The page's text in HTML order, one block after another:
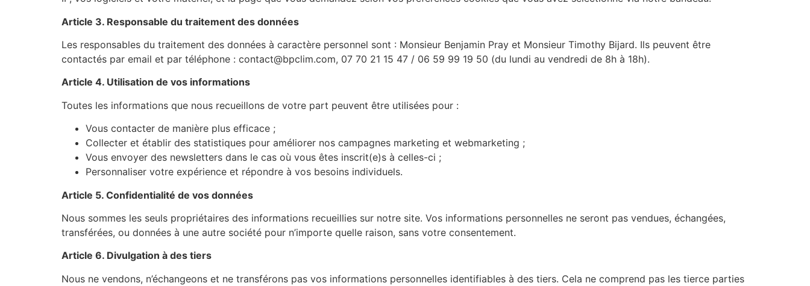
Article 3. Responsable du traitement des données
Les responsables du traitement des données à caractère personnel sont : Monsieur Benjamin Pray et Monsieur Timothy Bijard. Ils peuvent être
contactés par email et par téléphone : contact@bpclim.com, 07 70 21 15 47 / 06 59 99 19 50 (du lundi au vendredi de 8h à 18h).
Article 4. Utilisation de vos informations
Toutes les informations que nous recueillons de votre part peuvent être utilisées pour :
Vous contacter de manière plus efficace ;
Collecter et établir des statistiques pour améliorer nos campagnes marketing et webmarketing ;
Vous envoyer des newsletters dans le cas où vous êtes inscrit(e)s à celles-ci ;
Personnaliser votre expérience et répondre à vos besoins individuels.
Article 5. Confidentialité de vos données
Nous sommes les seuls propriétaires des informations recueillies sur notre site. Vos informations personnelles ne seront pas vendues, échangées,
transférées, ou données à une autre société pour n’importe quelle raison, sans votre consentement.​
Article 6. Divulgation à des tiers
Nous ne vendons, n’échangeons et ne transférons pas vos informations personnelles identifiables à des tiers. Cela ne comprend pas les tierce parties